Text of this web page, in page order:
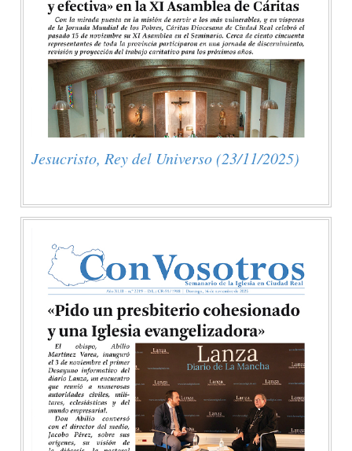
Jesucristo, Rey del Universo (23/11/2025)